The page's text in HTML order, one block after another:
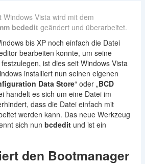
Vista wird mit dem
bcdedit geändert und überarbeitet.
bis XP noch einfach die Datei
bearbeiten konnte, um seine
ist dies seit Windows Vista
installiert nun seinen eigenen
Data Store“ oder „BCD
handelt es sich um eine Datei im
dass die Datei einfach mit
werden kann. Das neue Werkzeug
sich nun bcdeditund ist ein
den Bootmanager